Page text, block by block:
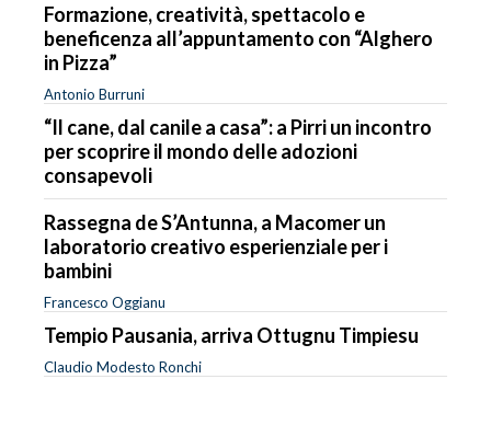
Formazione, creatività, spettacolo e
beneficenza all’appuntamento con “Alghero
in Pizza”
Antonio Burruni
“Il cane, dal canile a casa”: a Pirri un incontro
per scoprire il mondo delle adozioni
consapevoli
Rassegna de S’Antunna, a Macomer un
laboratorio creativo esperienziale per i
bambini
Francesco Oggianu
Tempio Pausania, arriva Ottugnu Timpiesu
Claudio Modesto Ronchi